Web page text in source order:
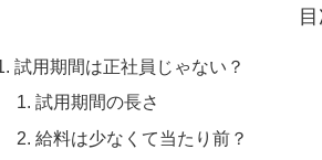
試用期間は正社員じゃない？
試用期間の長さ
給料は少なくて当たり前？